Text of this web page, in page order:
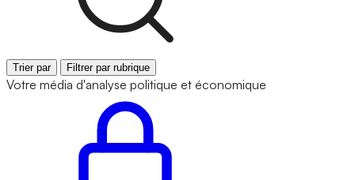
Trier par Filtrer par rubrique
Votre média d'analyse politique et économique